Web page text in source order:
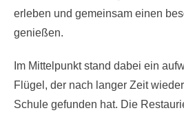
erleben und gemeinsam einen
genießen.
Im Mittelpunkt stand dabei ein
Flügel, der nach langer Zeit
Schule gefunden hat. Die